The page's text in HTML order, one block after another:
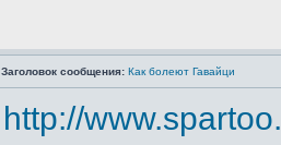
Заголовок сообщения: Как болеют Гавайци
http://